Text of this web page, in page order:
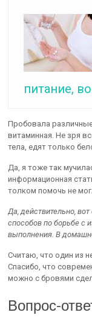
питание,
Пробовала
витаминная. Не зря
тела, едят только
Да, я тоже так
информационная
толком помочь не
Да, действительно,
способов по борьбе с
выполнения. В
Считаю, что один из
Спасибо, что
можно с бровями
Вопрос-